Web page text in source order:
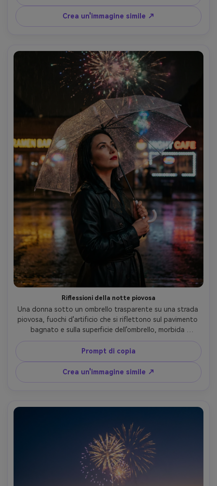
dettaglio fotorealistico della pelle e dei capelli, momento
gioioso e sincero- -ar 4:5
Crea un'immagine simile ↗
Riflessioni della notte piovosa
Una donna sotto un ombrello trasparente su una strada
piovosa, fuochi d'artificio che si riflettono sul pavimento
bagnato e sulla superficie dell'ombrello, morbida
segnaletica al neon sullo sfondo, indossa un elegante
cappotto nero e rossetto rosso, scattato su Sony A7IV,
50mm f/1.4, inquadratura ravvicinata, illuminazione
drammatica, gocce di pioggia realistiche e riflessi, ritratto
di strada editoriale fotorealistico- -ar 4:5
Prompt di copia
Crea un'immagine simile ↗